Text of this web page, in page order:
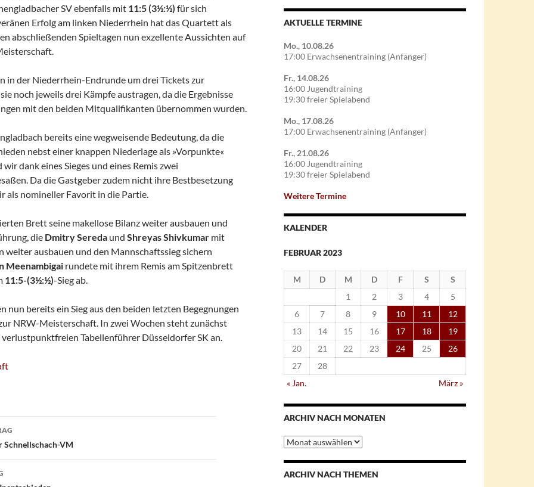
SV ebenfalls mit 11:5 (3½:½) für sich
Erfolg am linken Niederrhein hat das Quartett als
abschließenden Spieltagen nun exzellente Aussichten auf
in der Niederrhein-Endrunde um drei Tickets zur
noch jeweils drei Kämpfe austragen, da die Ergebnisse
mit den beiden Mitqualifikanten übernommen wurden.
bereits eine wegweisende Bedeutung, da die
nebst einer knappen Niederlage als »Vorpunkte«
dank eines Sieges und eines Remis zwei
Da die Gastgeber zudem nicht ihre Bestbesetzung
als nomineller Favorit in die Partie.
Brett seine makellose Bilanz weiter ausbauen und
die Dmitry Sereda und Shreyas Shivkumar mit
ausbauen und den Mannschaftssieg sichern
Meenambigai rundete mit ihrem Remis am Spitzenbrett
11:5-(3½:½)-Sieg ab.
nun bereits ein Sieg aus den beiden letzten Begegnungen
NRW-Meisterschaft. In zwei Wochen steht zunächst
Tabellenführer Düsseldorfer SK an.
Schnellschach-VM
AKTUELLE TERMINE
Mo., 10.08.26
17:00 Erwachsenentraining (Anfänger)
Fr., 14.08.26
16:00 Jugendtraining
19:30 freier Spielabend
Mo., 17.08.26
17:00 Erwachsenentraining (Anfänger)
Fr., 21.08.26
16:00 Jugendtraining
19:30 freier Spielabend
Weitere Termine
KALENDER
FEBRUAR 2023
M D M D F S
S
1
2 3 4
5
6
7 8 9 10 11
12
13
14 15 16 17 18
19
20
21 22 23 24 25
26
27
28
« Jan.
März »
ARCHIV NACH MONATEN
Archiv
nach
Monaten
ARCHIV NACH THEMEN